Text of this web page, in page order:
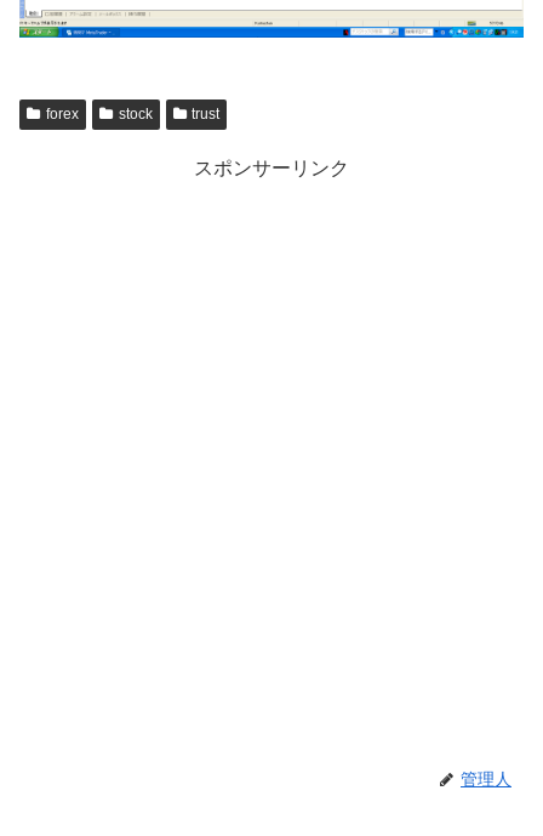
forex stock trust
スポンサーリンク
管理人